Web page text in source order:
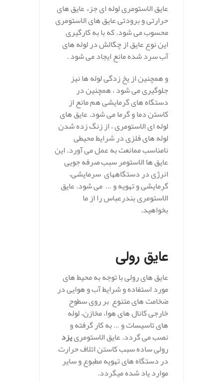
عایق الاستومری لوله ای جزء عایق های
حرارتی و برودتی عایق های الاستومری
محسوب می شود. که با به کارگیری
این نوع عایق از چگالش در لوله های
آب سرد شده مانع ایجاد می شود .
و همچنین از یخ زدگی لوله ها نیز
جلوگیری می شود ، همچنین در
دستگاه های گرمایشی هم مانع از
کاستن دما و گرما می شود. عایق های
لوله ای الاستومری ، از زنگ زده شدن
لوله های فلزی در شرایط محیطی
نامناسب ممانعت به عمل می آورد. این
عایق ها الاستومر سبب صرفه جویی
انرژی در دستگاههای سرمایشی،
گرمایشی و تهویه و … می شود. عایق
الاستومری بندرعباس را از ما
بخواهید.
عایق رولی
عایق های رولی با توجه به محیط های
مورد استفاده و شرایط آب و هوایی در
ضخامت های متنوع بر روی سطوح
خارجی کانال های هوا، مخازن، لوله
های تاسیسات و … به کار گرفته و
نصب می گردد. عایق الاستومرییزد
رولی ساده سبب کاستن اتلاف حرارت
در دستگاه های تهویه مطبوع و سایر
موارد یاد شده میگردد.